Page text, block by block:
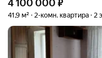
4 100 000 ₽
41,9 м² 2-комн. квартира 2